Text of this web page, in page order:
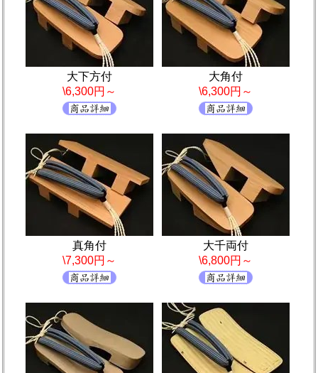
大下方付
\6,300円～
大角付
\6,300円～
真角付
\7,300円～
大千両付
\6,800円～